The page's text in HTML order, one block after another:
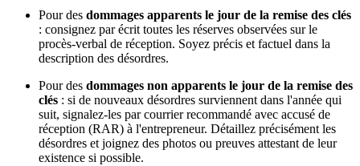
Pour des dommages apparents le jour de la remise des clés
: consignez par écrit toutes les réserves observées sur le
procès-verbal de réception. Soyez précis et factuel dans la
description des désordres.
Pour des dommages non apparents le jour de la remise des
clés : si de nouveaux désordres surviennent dans l'année qui
suit, signalez-les par courrier recommandé avec accusé de
réception (RAR) à l'entrepreneur. Détaillez précisément les
désordres et joignez des photos ou preuves attestant de leur
existence si possible.